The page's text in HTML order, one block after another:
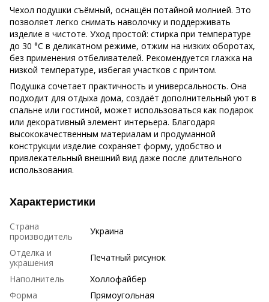
Чехол подушки съёмный, оснащён потайной молнией. Это
позволяет легко снимать наволочку и поддерживать
изделие в чистоте. Уход простой: стирка при температуре
до 30 °C в деликатном режиме, отжим на низких оборотах,
без применения отбеливателей. Рекомендуется глажка на
низкой температуре, избегая участков с принтом.
Подушка сочетает практичность и универсальность. Она
подходит для отдыха дома, создаёт дополнительный уют в
спальне или гостиной, может использоваться как подарок
или декоративный элемент интерьера. Благодаря
высококачественным материалам и продуманной
конструкции изделие сохраняет форму, удобство и
привлекательный внешний вид даже после длительного
использования.
Характеристики
Страна
производитель
Украина
Отделка и
украшения
Печатный рисунок
Наполнитель
Холлофайбер
Форма
Прямоугольная